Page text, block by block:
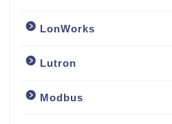
LonWorks
Lutron
Modbus